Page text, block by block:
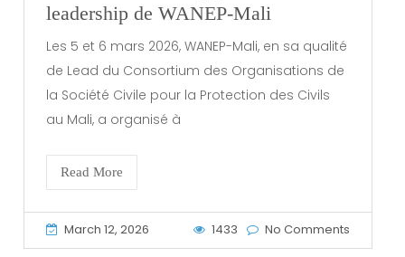
leadership de WANEP-Mali
Les 5 et 6 mars 2026, WANEP-Mali, en sa qualité
de Lead du Consortium des Organisations de
la Société Civile pour la Protection des Civils
au Mali, a organisé à
Read More
March 12, 2026 1433 No Comments